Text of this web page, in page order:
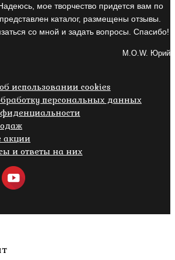
мое творчество придется вам по
каталог, размещены отзывы.
со мной и задать вопросы. Спасибо!
M.O.W. Юрий
использовании cookies
персональных данных
акции
и ответы на них